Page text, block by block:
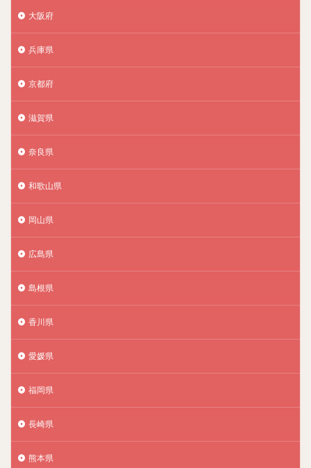
大阪府
兵庫県
京都府
滋賀県
奈良県
和歌山県
岡山県
広島県
島根県
香川県
愛媛県
福岡県
長崎県
熊本県